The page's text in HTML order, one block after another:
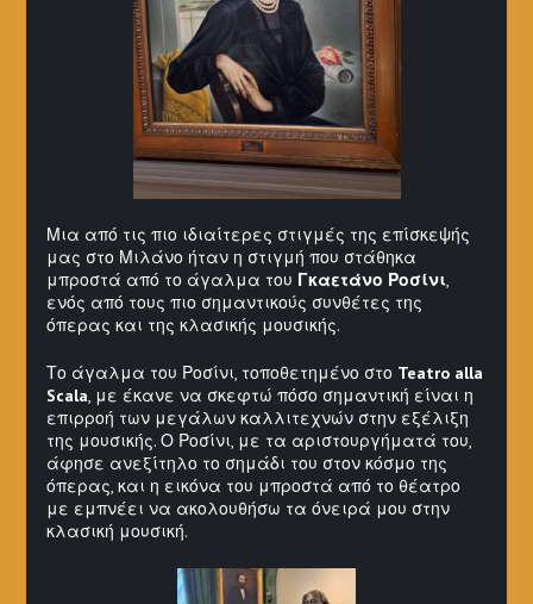
Μια από τις πιο ιδιαίτερες στιγμές της επίσκεψής
μας στο Μιλάνο ήταν η στιγμή που στάθηκα
μπροστά από το άγαλμα του Γκαετάνο Ροσίνι,
ενός από τους πιο σημαντικούς συνθέτες της
όπερας και της κλασικής μουσικής.
Το άγαλμα του Ροσίνι, τοποθετημένο στο Teatro alla
Scala, με έκανε να σκεφτώ πόσο σημαντική είναι η
επιρροή των μεγάλων καλλιτεχνών στην εξέλιξη
της μουσικής. Ο Ροσίνι, με τα αριστουργήματά του,
άφησε ανεξίτηλο το σημάδι του στον κόσμο της
όπερας, και η εικόνα του μπροστά από το θέατρο
με εμπνέει να ακολουθήσω τα όνειρά μου στην
κλασική μουσική.